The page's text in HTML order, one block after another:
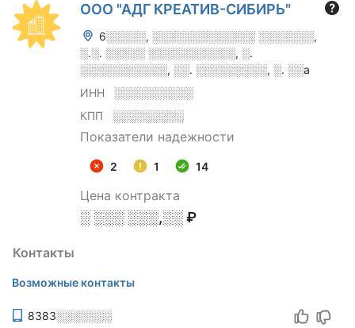
ООО "АДГ КРЕАТИВ-СИБИРЬ"
6░░░░░, ░░░░░░░░░░░░░ ░░░░░░░,
░.░. ░░░░░ ░░░░░░░░░░░, ░.
░░░░░░░░░░░, ░░. ░░░░░░░░░, ░. ░░а
ИНН
░░░░░░░░░░
КПП
░░░░░░░░░
Показатели надежности
2 1 14
Цена контракта
░ ░░░ ░░░,░░ ₽
Контакты
Возможные контакты
8383░░░░░░░